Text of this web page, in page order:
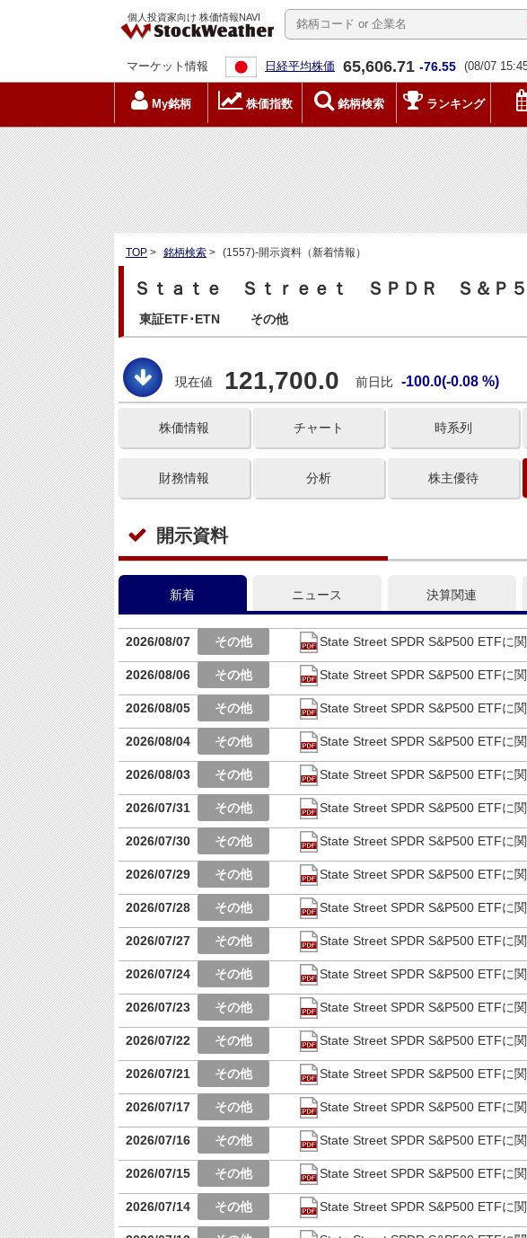
個人投資家向け 株価情報NAVI
マーケット情報 日経平均株価 65,606.71 -76.55 (08/07
My銘柄 株価指数 銘柄検索 ランキング
TOP > 銘柄検索 > (1557)-開示資料（新着情報）
Ｓｔａｔｅ Ｓｔｒｅｅｔ ＳＰＤＲ Ｓ＆Ｐ
東証ETF･ETN その他
現在値 121,700.0 前日比 -100.0(-0.08 %)
株価情報 チャート 時系列
財務情報 分析 株主優待
開示資料
新着 ニュース 決算関連
2026/08/07 State Street SPDR S&P500 ETFに
2026/08/06 State Street SPDR S&P500 ETFに
2026/08/05 State Street SPDR S&P500 ETFに
2026/08/04 State Street SPDR S&P500 ETFに
2026/08/03 State Street SPDR S&P500 ETFに
2026/07/31 State Street SPDR S&P500 ETFに
2026/07/30 State Street SPDR S&P500 ETFに
2026/07/29 State Street SPDR S&P500 ETFに
2026/07/28 State Street SPDR S&P500 ETFに
2026/07/27 State Street SPDR S&P500 ETFに
2026/07/24 State Street SPDR S&P500 ETFに
2026/07/23 State Street SPDR S&P500 ETFに
2026/07/22 State Street SPDR S&P500 ETFに
2026/07/21 State Street SPDR S&P500 ETFに
2026/07/17 State Street SPDR S&P500 ETFに
2026/07/16 State Street SPDR S&P500 ETFに
2026/07/15 State Street SPDR S&P500 ETFに
2026/07/14 State Street SPDR S&P500 ETFに